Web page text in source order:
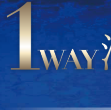
自動車用タイヤ空
気充填機
自動車用
エアコン関連機器 灯油配送